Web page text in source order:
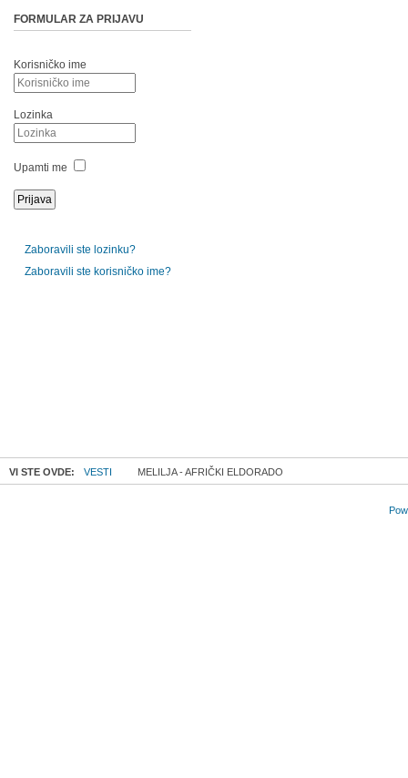
FORMULAR ZA PRIJAVU
Korisničko ime
Lozinka
Upamti me
Zaboravili ste lozinku?
Zaboravili ste korisničko ime?
VI STE OVDE: VESTI MELILJA - AFRIČKI ELDORADO